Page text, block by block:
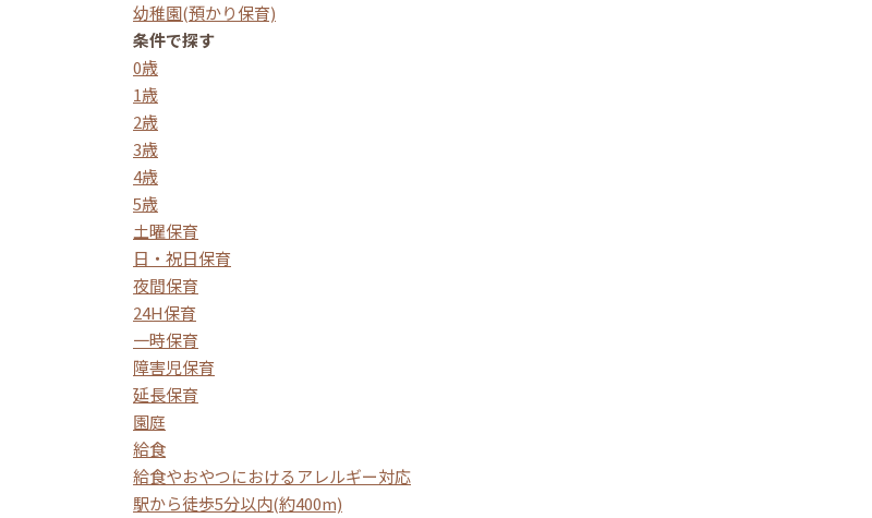
幼稚園(預かり保育)
条件で探す
0歳
1歳
2歳
3歳
4歳
5歳
土曜保育
日・祝日保育
夜間保育
24H保育
一時保育
障害児保育
延長保育
園庭
給食
給食やおやつにおけるアレルギー対応
駅から徒歩5分以内(約400m)